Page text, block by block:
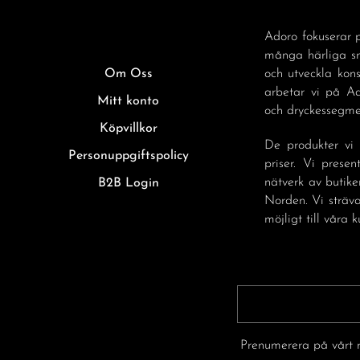
Om Oss
Mitt konto
Köpvillkor
Personuppgiftspolicy
B2B Login
Adoro fokuserar
många härliga
och utveckla
arbetar vi på
och
De produkter vi
priser. Vi
nätverk av
Norden. Vi
möjligt till våra
Prenumerera på vårt